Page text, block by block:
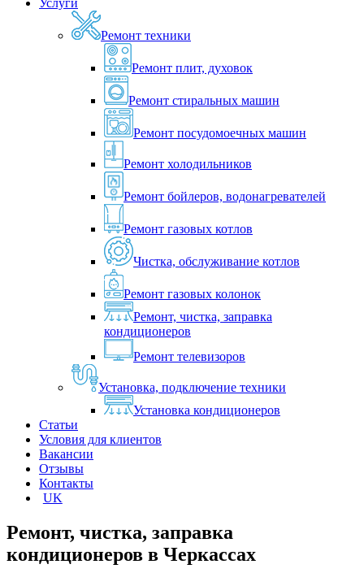
Ремонт техники
Ремонт плит, духовок
Ремонт стиральных машин
Ремонт посудомоечных машин
Ремонт холодильников
Ремонт бойлеров, водонагревателей
Ремонт газовых котлов
Чистка, обслуживание котлов
Ремонт газовых колонок
Ремонт, чистка, заправка
кондиционеров
Ремонт телевизоров
Установка, подключение техники
Установка кондиционеров
Статьи
Условия для клиентов
Вакансии
Отзывы
Контакты
UK
Ремонт, чистка, заправка
кондиционеров в Черкассах